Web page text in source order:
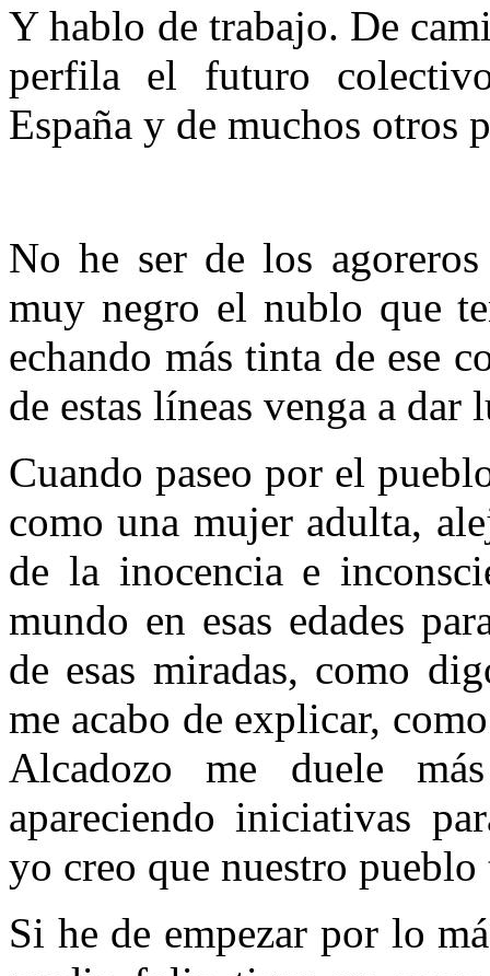
Y hablo de trabajo. De
perfila el futuro
España y de muchos otros
No he ser de los
muy negro el nublo que
echando más tinta de ese
de estas líneas venga a dar
Cuando paseo por el
como una mujer adulta,
de la inocencia e
mundo en esas edades
de esas miradas, como
me acabo de explicar,
Alcadozo me duele
apareciendo iniciativas
yo creo que nuestro pueblo
Si he de empezar por lo